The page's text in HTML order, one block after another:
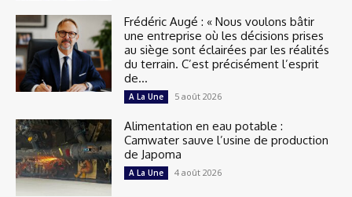
Frédéric Augé : « Nous voulons bâtir
une entreprise où les décisions prises
au siège sont éclairées par les réalités
du terrain. C’est précisément l’esprit
de...
A La Une 5 août 2026
Alimentation en eau potable :
Camwater sauve l’usine de production
de Japoma
A La Une 4 août 2026